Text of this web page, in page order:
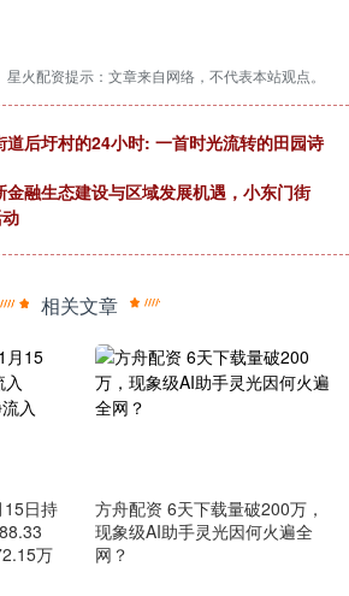
星火配资提示：文章来自网络，不代表本站观点。
道后圩村的24小时: 一首时光流转的田园诗
金融生态建设与区域发展机遇，小东门街
相关文章
15日持
万
方舟配资 6天下载量破200万，
现象级AI助手灵光因何火遍全
网？